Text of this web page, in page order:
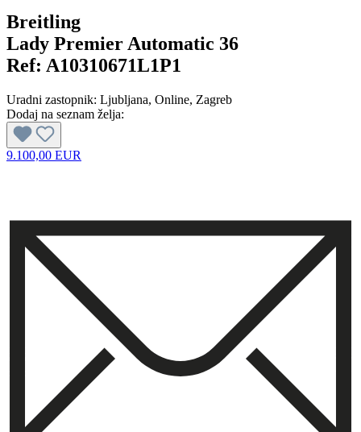
Breitling
Lady Premier Automatic 36
Ref: A10310671L1P1
Uradni zastopnik: Ljubljana, Online, Zagreb
Dodaj na seznam želja:
9.100,00 EUR